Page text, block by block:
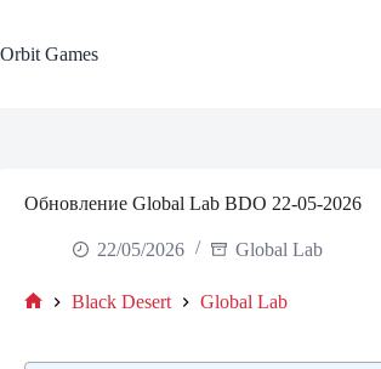
content
Orbit Games
Обновление Global Lab BDO 22-05-2026
22/05/2026 Global Lab
Black Desert Global Lab